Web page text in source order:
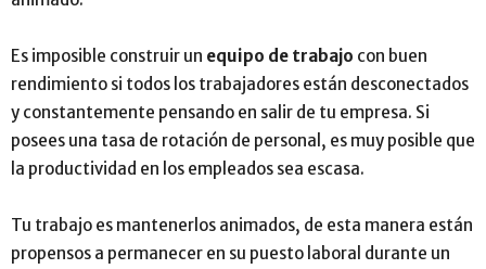
Es imposible construir un equipo de trabajo con buen
rendimiento si todos los trabajadores están desconectados
y constantemente pensando en salir de tu empresa. Si
posees una tasa de rotación de personal, es muy posible que
la productividad en los empleados sea escasa.
Tu trabajo es mantenerlos animados, de esta manera están
propensos a permanecer en su puesto laboral durante un